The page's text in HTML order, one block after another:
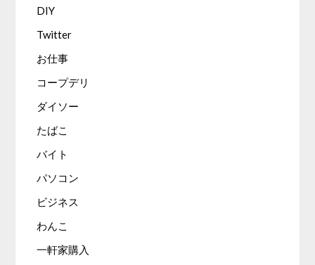
DIY
Twitter
お仕事
コープデリ
ダイソー
たばこ
バイト
パソコン
ビジネス
わんこ
一軒家購入